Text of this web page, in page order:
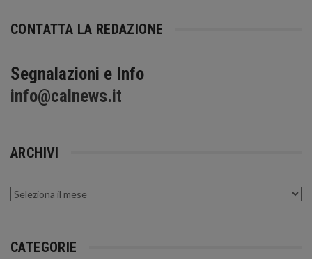
CONTATTA LA REDAZIONE
Segnalazioni e Info
info@calnews.it
ARCHIVI
Archivi
CATEGORIE